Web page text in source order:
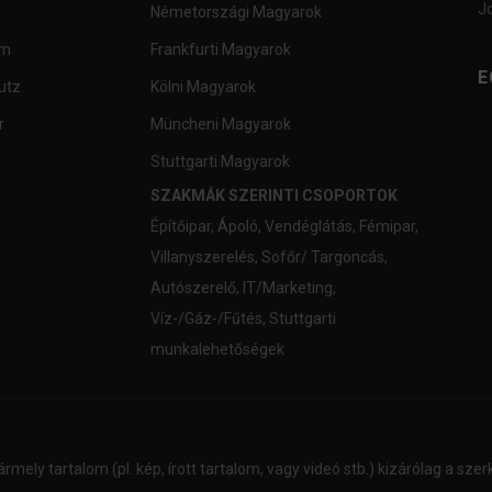
Németországi Magyarok
Frankfurti Magyarok
Kölni Magyarok
Müncheni Magyarok
Stuttgarti Magyarok
SZAKMÁK SZERINTI CSOPORTOK
Építőipar, Ápoló, Vendéglátás, Fémipar,
Villanyszerelés, Sofőr/ Targoncás,
Autószerelő, IT/Marketing,
Víz-/Gáz-/Fűtés, Stuttgarti
munkalehetőségek
tartalom (pl. kép, írott tartalom, vagy videó stb.) kizárólag a